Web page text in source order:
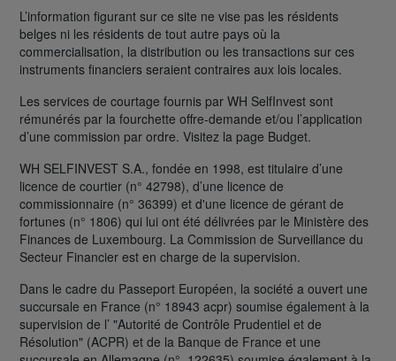
L’information figurant sur ce site ne vise pas les résidents
belges ni les résidents de tout autre pays où la
commercialisation, la distribution ou les transactions sur ces
instruments financiers seraient contraires aux lois locales.
Les services de courtage fournis par WH SelfInvest sont
rémunérés par la fourchette offre-demande et/ou l’application
d’une commission par ordre. Visitez la page Budget.
WH SELFINVEST S.A., fondée en 1998, est titulaire d’une
licence de courtier (n° 42798), d’une licence de
commissionnaire (n° 36399) et d'une licence de gérant de
fortunes (n° 1806) qui lui ont été délivrées par le Ministère des
Finances de Luxembourg. La Commission de Surveillance du
Secteur Financier est en charge de la supervision.
Dans le cadre du Passeport Européen, la société a ouvert une
succursale en France (n° 18943 acpr) soumise également à la
supervision de l’ "Autorité de Contrôle Prudentiel et de
Résolution" (ACPR) et de la Banque de France et une